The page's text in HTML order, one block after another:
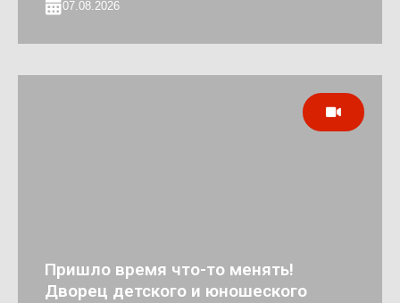
07.08.2026
Пришло время что-то менять!
Дворец детского и юношеского